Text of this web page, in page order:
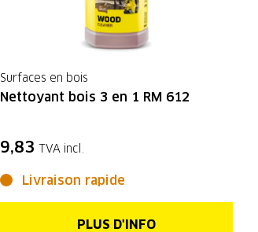
Surfaces en bois
Nettoyant bois 3 en 1 RM 612
9,83 TVA incl.
Livraison rapide
PLUS D'INFO